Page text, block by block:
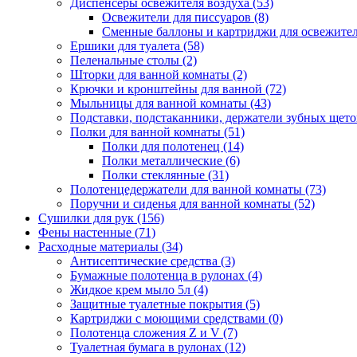
Диспенсеры освежителя воздуха (53)
Освежители для писсуаров (8)
Сменные баллоны и картриджи для
Ершики для туалета (58)
Пеленальные столы (2)
Шторки для ванной комнаты (2)
Крючки и кронштейны для ванной (72)
Мыльницы для ванной комнаты (43)
Подставки, подстаканники, держатели зубных
Полки для ванной комнаты (51)
Полки для полотенец (14)
Полки металлические (6)
Полки стеклянные (31)
Полотенцедержатели для ванной комнаты (73)
Поручни и сиденья для ванной комнаты (52)
Сушилки для рук (156)
Фены настенные (71)
Расходные материалы (34)
Антисептические средства (3)
Бумажные полотенца в рулонах (4)
Жидкое крем мыло 5л (4)
Защитные туалетные покрытия (5)
Картриджи с моющими средствами (0)
Полотенца сложения Z и V (7)
Туалетная бумага в рулонах (12)